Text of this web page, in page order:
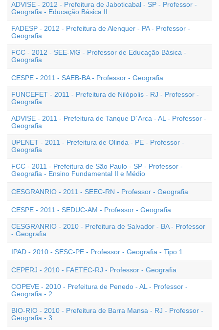
ADVISE - 2012 - Prefeitura de Jaboticabal - SP - Professor -
Geografia - Educação Básica II
FADESP - 2012 - Prefeitura de Alenquer - PA - Professor -
Geografia
FCC - 2012 - SEE-MG - Professor de Educação Básica -
Geografia
CESPE - 2011 - SAEB-BA - Professor - Geografia
FUNCEFET - 2011 - Prefeitura de Nilópolis - RJ - Professor -
Geografia
ADVISE - 2011 - Prefeitura de Tanque D`Arca - AL - Professor -
Geografia
UPENET - 2011 - Prefeitura de Olinda - PE - Professor -
Geografia
FCC - 2011 - Prefeitura de São Paulo - SP - Professor -
Geografia - Ensino Fundamental II e Médio
CESGRANRIO - 2011 - SEEC-RN - Professor - Geografia
CESPE - 2011 - SEDUC-AM - Professor - Geografia
CESGRANRIO - 2010 - Prefeitura de Salvador - BA - Professor
- Geografia
IPAD - 2010 - SESC-PE - Professor - Geografia - Tipo 1
CEPERJ - 2010 - FAETEC-RJ - Professor - Geografia
COPEVE - 2010 - Prefeitura de Penedo - AL - Professor -
Geografia - 2
BIO-RIO - 2010 - Prefeitura de Barra Mansa - RJ - Professor -
Geografia - 3